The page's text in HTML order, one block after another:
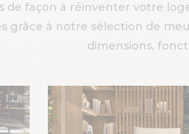
de façon à réinventer votre
grâce à notre sélection de
dimensions,